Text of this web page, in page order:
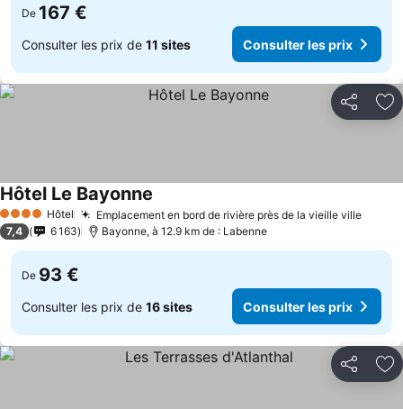
De 167 €
Consulter les prix de 11 sites Consulter les prix
Partager
4 Étoiles Hôtel Emplacement en bord de rivière près de la vieille ville
Hôtel Le Bayonne
7,4 6 163 Bayonne, à 12.9 km de : Labenne
De 93 €
Consulter les prix de 16 sites Consulter les prix
Partager